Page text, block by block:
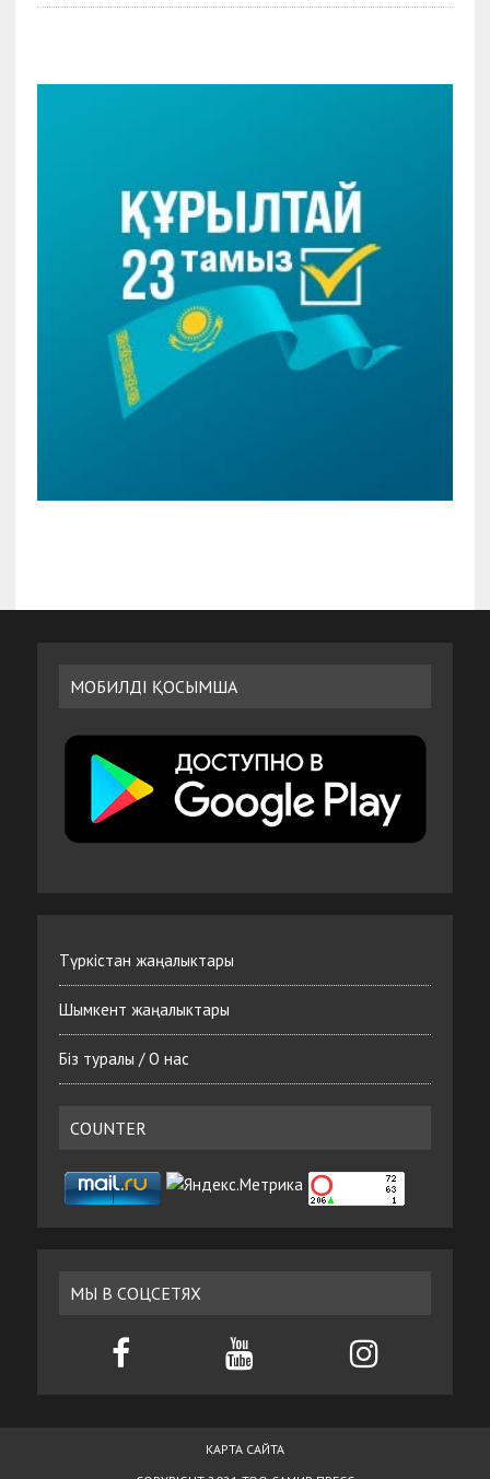
МОБИЛДІ ҚОСЫМША
Түркістан жаңалыктары
Шымкент жаңалыктары
Біз туралы / О нас
COUNTER
МЫ В СОЦСЕТЯХ
КАРТА САЙТА